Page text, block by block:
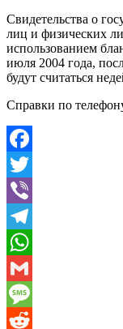
Свидетельства о
лиц и физических
использованием
июля 2004 года,
будут считаться
Справки по
Facebook
Twitter
Viber
Telegram
WhatsApp
Gmail
Message